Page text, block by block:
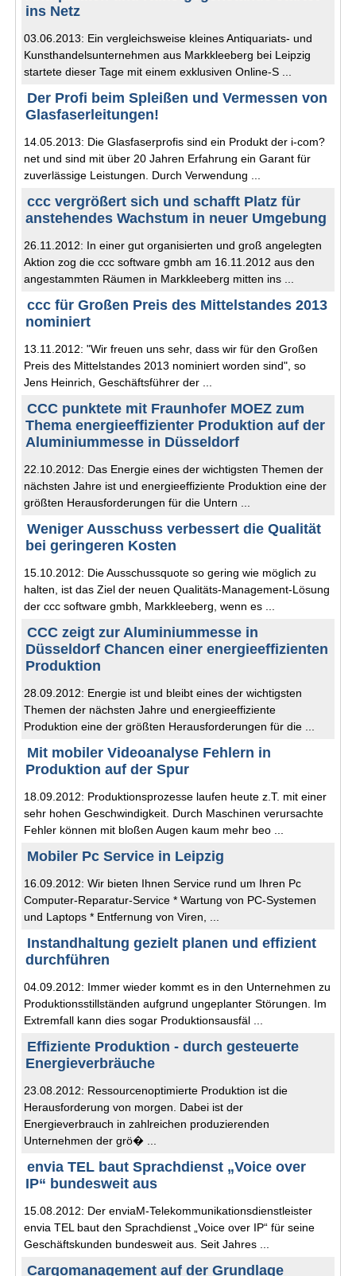
ins Netz
03.06.2013: Ein vergleichsweise kleines Antiquariats- und
Kunsthandelsunternehmen aus Markkleeberg bei Leipzig
startete dieser Tage mit einem exklusiven Online-S ...
Der Profi beim Spleißen und Vermessen von
Glasfaserleitungen!
14.05.2013: Die Glasfaserprofis sind ein Produkt der i-com?
net und sind mit über 20 Jahren Erfahrung ein Garant für
zuverlässige Leistungen. Durch Verwendung ...
ccc vergrößert sich und schafft Platz für
anstehendes Wachstum in neuer Umgebung
26.11.2012: In einer gut organisierten und groß angelegten
Aktion zog die ccc software gmbh am 16.11.2012 aus den
angestammten Räumen in Markkleeberg mitten ins ...
ccc für Großen Preis des Mittelstandes 2013
nominiert
13.11.2012: "Wir freuen uns sehr, dass wir für den Großen
Preis des Mittelstandes 2013 nominiert worden sind", so
Jens Heinrich, Geschäftsführer der ...
CCC punktete mit Fraunhofer MOEZ zum
Thema energieeffizienter Produktion auf der
Aluminiummesse in Düsseldorf
22.10.2012: Das Energie eines der wichtigsten Themen der
nächsten Jahre ist und energieeffiziente Produktion eine der
größten Herausforderungen für die Untern ...
Weniger Ausschuss verbessert die Qualität
bei geringeren Kosten
15.10.2012: Die Ausschussquote so gering wie möglich zu
halten, ist das Ziel der neuen Qualitäts-Management-Lösung
der ccc software gmbh, Markkleeberg, wenn es ...
CCC zeigt zur Aluminiummesse in
Düsseldorf Chancen einer energieeffizienten
Produktion
28.09.2012: Energie ist und bleibt eines der wichtigsten
Themen der nächsten Jahre und energieeffiziente
Produktion eine der größten Herausforderungen für die ...
Mit mobiler Videoanalyse Fehlern in
Produktion auf der Spur
18.09.2012: Produktionsprozesse laufen heute z.T. mit einer
sehr hohen Geschwindigkeit. Durch Maschinen verursachte
Fehler können mit bloßen Augen kaum mehr beo ...
Mobiler Pc Service in Leipzig
16.09.2012: Wir bieten Ihnen Service rund um Ihren Pc
Computer-Reparatur-Service * Wartung von PC-Systemen
und Laptops * Entfernung von Viren, ...
Instandhaltung gezielt planen und effizient
durchführen
04.09.2012: Immer wieder kommt es in den Unternehmen zu
Produktionsstillständen aufgrund ungeplanter Störungen. Im
Extremfall kann dies sogar Produktionsausfäl ...
Effiziente Produktion - durch gesteuerte
Energieverbräuche
23.08.2012: Ressourcenoptimierte Produktion ist die
Herausforderung von morgen. Dabei ist der
Energieverbrauch in zahlreichen produzierenden
Unternehmen der grö� ...
envia TEL baut Sprachdienst „Voice over
IP“ bundesweit aus
15.08.2012: Der enviaM-Telekommunikationsdienstleister
envia TEL baut den Sprachdienst „Voice over IP“ für seine
Geschäftskunden bundesweit aus. Seit Jahres ...
Cargomanagement auf der Grundlage